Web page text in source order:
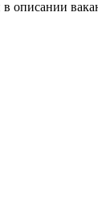
описании